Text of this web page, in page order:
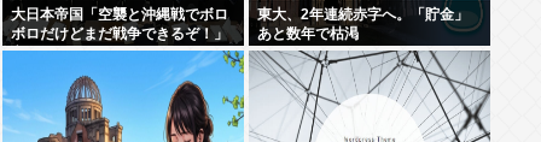
大日本帝国「空襲と沖縄戦でボロ
ボロだけどまだ戦争できるぞ！」
言うほどか？
東大、2年連続赤字へ。「貯金」
あと数年で枯渇